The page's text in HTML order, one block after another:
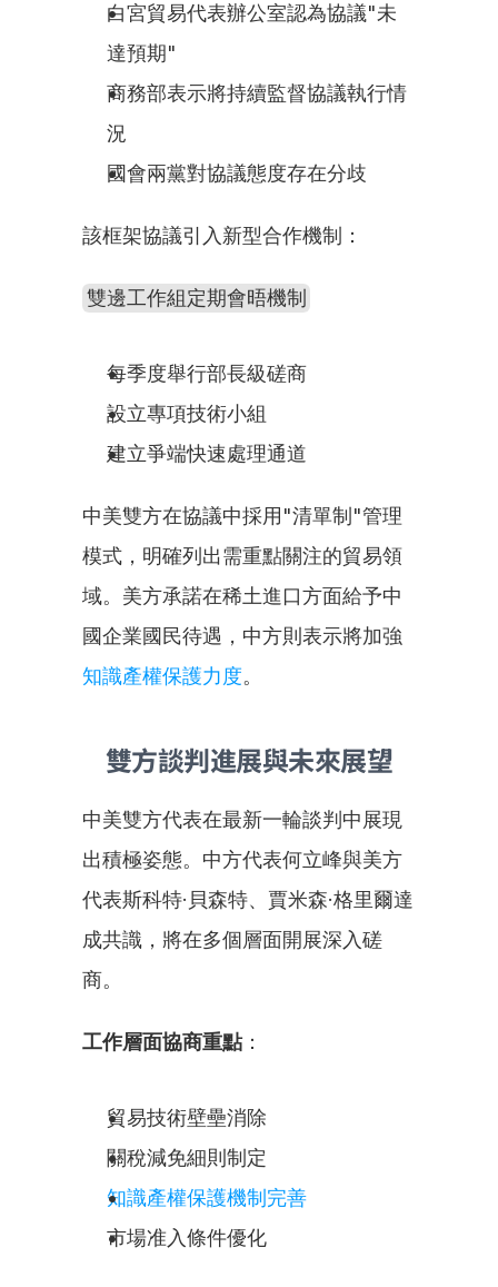
白宮貿易代表辦公室認為協議"未
達預期"
商務部表示將持續監督協議執行情
況
國會兩黨對協議態度存在分歧
該框架協議引入新型合作機制：
雙邊工作組定期會晤機制
每季度舉行部長級磋商
設立專項技術小組
建立爭端快速處理通道
中美雙方在協議中採用"清單制"管理
模式，明確列出需重點關注的貿易領
域。美方承諾在稀土進口方面給予中
國企業國民待遇，中方則表示將加強
知識產權保護力度。
雙方談判進展與未來展望
中美雙方代表在最新一輪談判中展現
出積極姿態。中方代表何立峰與美方
代表斯科特·貝森特、賈米森·格里爾達
成共識，將在多個層面開展深入磋
商。
工作層面協商重點：
貿易技術壁壘消除
關稅減免細則制定
知識產權保護機制完善
市場准入條件優化